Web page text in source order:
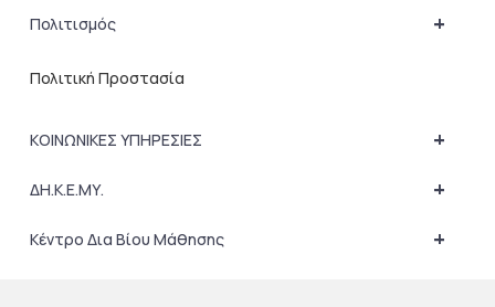
+
Πολιτισμός
Πολιτική Προστασία
+
ΚΟΙΝΩΝΙΚΕΣ ΥΠΗΡΕΣΙΕΣ
+
ΔΗ.Κ.Ε.ΜΥ.
+
Κέντρο Δια Βίου Μάθησης